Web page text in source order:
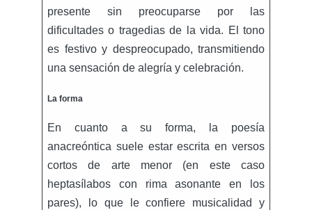
presente sin preocuparse por las
dificultades o tragedias de la vida. El tono
es festivo y despreocupado, transmitiendo
una sensación de alegría y celebración.
La forma
En cuanto a su forma, la poesía
anacreóntica suele estar escrita en versos
cortos de arte menor (en este caso
heptasílabos con rima asonante en los
pares), lo que le confiere musicalidad y